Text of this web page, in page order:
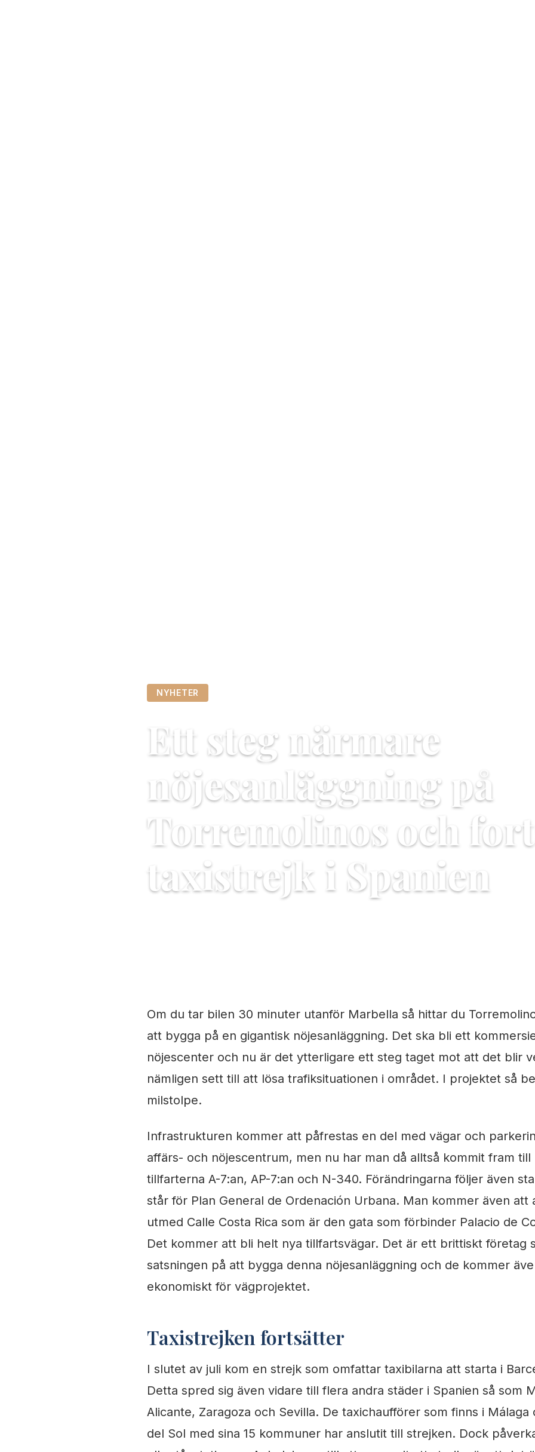
NYHETER
Ett steg närmare
nöjesanläggning på
Torremolinos och
taxistrejk i Spanien
Om du tar bilen 30 minuter utanför Marbella så hittar du
att bygga på en gigantisk nöjesanläggning. Det ska bli ett
nöjescenter och nu är det ytterligare ett steg taget mot att det blir
nämligen sett till att lösa trafiksituationen i området. I projektet så
milstolpe.
Infrastrukturen kommer att påfrestas en del med vägar och
affärs- och nöjescentrum, men nu har man då alltså kommit fram
tillfarterna A-7:an, AP-7:an och N-340. Förändringarna följer även
står för Plan General de Ordenación Urbana. Man kommer även att
utmed Calle Costa Rica som är den gata som förbinder Palacio de
Det kommer att bli helt nya tillfartsvägar. Det är ett brittiskt företag
satsningen på att bygga denna nöjesanläggning och de kommer
ekonomiskt för vägprojektet.
Taxistrejken fortsätter
I slutet av juli kom en strejk som omfattar taxibilarna att starta i
Detta spred sig även vidare till flera andra städer i Spanien så som
Alicante, Zaragoza och Sevilla. De taxichaufförer som finns i Málaga
del Sol med sina 15 kommuner har anslutit till strejken. Dock